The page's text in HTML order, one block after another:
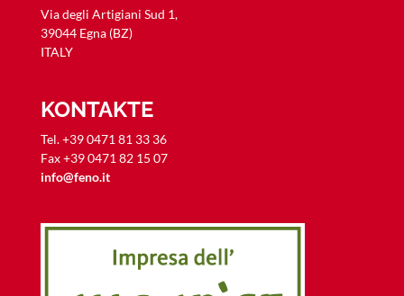
Via degli Artigiani Sud 1,
39044 Egna (BZ)
ITALY
KONTAKTE
Tel. +39 0471 81 33 36
Fax +39 0471 82 15 07
info@feno.it